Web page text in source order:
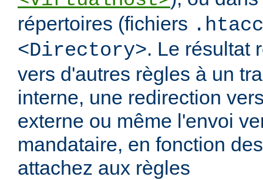
répertoires (fichiers
<Directory>. Le résultat
vers d'autres règles à un
interne, une redirection
externe ou même l'envoi
mandataire, en fonction
attachez aux règles